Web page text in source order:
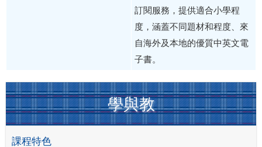
訂閱服務，提供適合小學程
度，涵蓋不同題材和程度、來
自海外及本地的優質中英文電
子書。
學與教
課程特色